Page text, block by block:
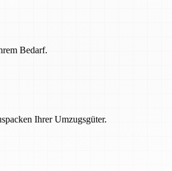
Bedarf.
Ihrer Umzugsgüter.